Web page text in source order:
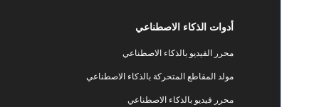
أدوات الذكاء الاصطناعي
محرر الفيديو بالذكاء الاصطناعي
مولد المقاطع المتحركة بالذكاء الاصطناعي
محرر فيديو بالذكاء الاصطناعي